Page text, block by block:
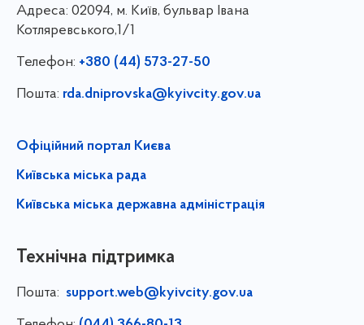
Адреса: 02094, м. Київ, бульвар Івана
Котляревського,1/1
Телефон: +380 (44) 573-27-50
Пошта: rda.dniprovska@kyivcity.gov.ua
Офіційний портал Києва
Київська міська рада
Київська міська державна адміністрація
Технічна підтримка
Пошта: support.web@kyivcity.gov.ua